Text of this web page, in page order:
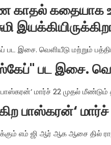
காதல் கதையாக
பட இசை.
பாஸ்கரன்‘